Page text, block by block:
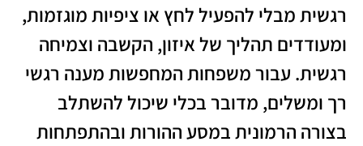
רגשית מבלי להפעיל לחץ או ציפיות מוגזמות,
ומעודדים תהליך של איזון, הקשבה וצמיחה
רגשית. עבור משפחות המחפשות מענה רגשי
רך ומשלים, מדובר בכלי שיכול להשתלב
בצורה הרמונית במסע ההורות ובהתפתחות